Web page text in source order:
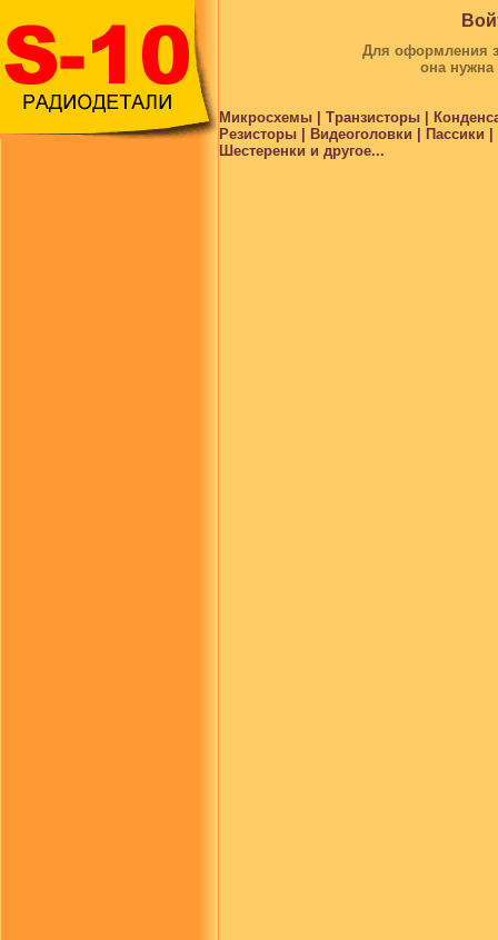
Для оформления
она
Микросхемы | Транзисторы |
Резисторы | Видеоголовки |
Шестеренки и другое...